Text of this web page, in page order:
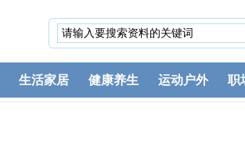
生活家居 健康养生 运动户外 职